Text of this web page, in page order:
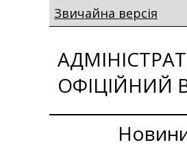
Звичайна версія
ОФІЦІЙНИЙ